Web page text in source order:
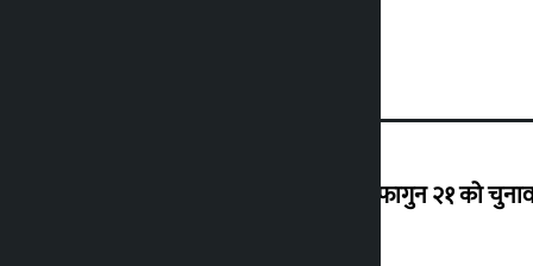
‘राजसंस्था हटेदेखि नेपाललाई दशा लाग्यो, फागुन २१ को चुनाव